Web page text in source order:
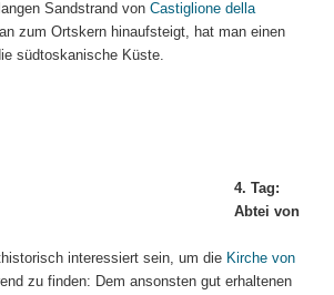
Sandstrand von Castiglione della
zum Ortskern hinaufsteigt, hat man einen
südtoskanische Küste.
4. Tag:
Abtei von
interessiert sein, um die Kirche von
zu finden: Dem ansonsten gut erhaltenen